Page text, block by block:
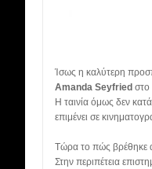
Ίσως η καλύτερη
Amanda Seyfried στο
Η ταινία όμως δεν
επιμένει σε
Τώρα το πώς βρέθηκε
Στην περιπέτεια